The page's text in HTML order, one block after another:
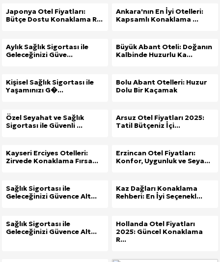
Japonya Otel Fiyatları:
Bütçe Dostu Konaklama R...
Ankara'nın En İyi Otelleri:
Kapsamlı Konaklama ...
Aylık Sağlık Sigortası ile
Geleceğinizi Güve...
Büyük Abant Oteli: Doğanın
Kalbinde Huzurlu Ka...
Kişisel Sağlık Sigortası ile
Yaşamınızı G�...
Bolu Abant Otelleri: Huzur
Dolu Bir Kaçamak
Özel Seyahat ve Sağlık
Sigortası ile Güvenli ...
Arsuz Otel Fiyatları 2025:
Tatil Bütçeniz İçi...
Kayseri Erciyes Otelleri:
Zirvede Konaklama Fırsa...
Erzincan Otel Fiyatları:
Konfor, Uygunluk ve Seya...
Sağlık Sigortası ile
Geleceğinizi Güvence Alt...
Kaz Dağları Konaklama
Rehberi: En İyi Seçenekl...
Sağlık Sigortası ile
Geleceğinizi Güvence Alt...
Hollanda Otel Fiyatları
2025: Güncel Konaklama
R...